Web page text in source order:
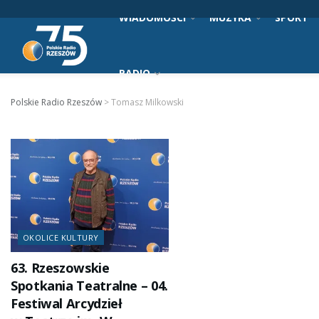
WIADOMOŚCI MUZYKA SPORT
RADIO
Polskie Radio Rzeszów >Tomasz Milkowski
OKOLICE KULTURY
63. Rzeszowskie
Spotkania Teatralne – 04.
Festiwal Arcydzieł